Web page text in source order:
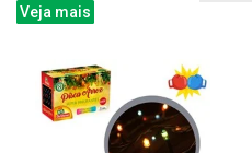
Veja mais